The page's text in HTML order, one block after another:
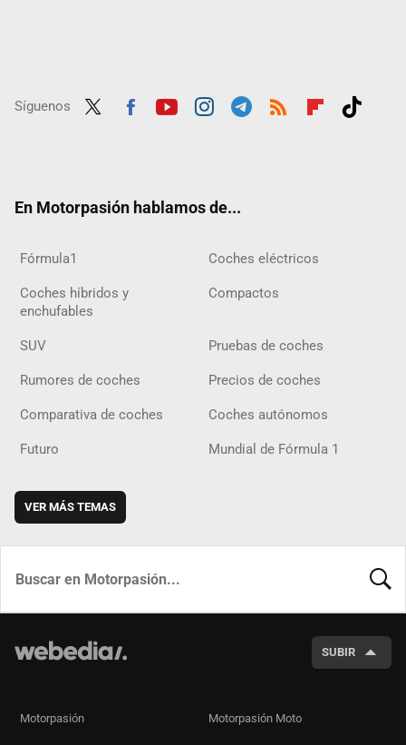
Síguenos
En Motorpasión hablamos de...
Fórmula1 Coches eléctricos
Coches híbridos y
enchufables
Compactos
SUV Pruebas de coches
Rumores de coches Precios de coches
Comparativa de coches Coches autónomos
Futuro Mundial de Fórmula 1
VER MÁS TEMAS
SUBIR
Motorpasión Motorpasión Moto